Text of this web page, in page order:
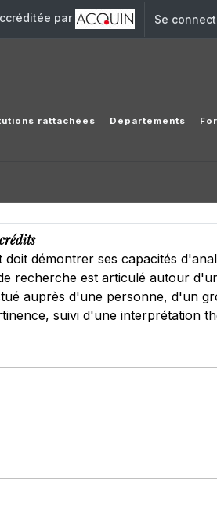
par Se
rattachées Départements
démontrer ses capacités
recherche est articulé autour
auprès d'une personne, d'un
suivi d'une interprétation